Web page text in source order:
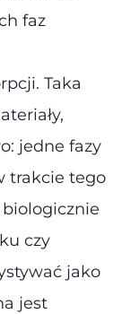
faz
Taka
jedne fazy
trakcie tego
czy
jako
jest